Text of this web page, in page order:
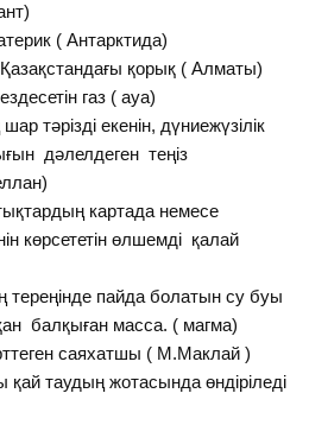
( Антарктида)
қорық ( Алматы)
газ ( ауа)
тәрізді екенін, дүниежүзілік
дәлелдеген теңіз
картада немесе
көрсететін өлшемді қалай
пайда болатын су буы
балқыған масса. ( магма)
саяхатшы ( М.Маклай )
таудың жотасында өндіріледі